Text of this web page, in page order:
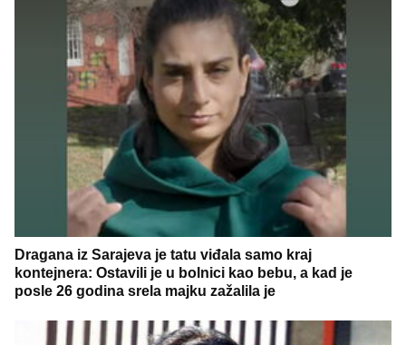
Dragana iz Sarajeva je tatu viđala samo kraj
kontejnera: Ostavili je u bolnici kao bebu, a kad je
posle 26 godina srela majku zažalila je